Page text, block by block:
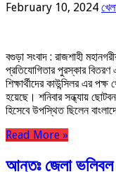
February 10, 2024
বগুড়া সংবাদ : রাজশাহী
প্রতিযোগিতার পুরস্কার
শিক্ষার্থীদের কাউন্সিলর এর
হয়েছে। শনিবার সন্ধ্যায়
হিসেবে উপস্থিত ছিলেন
Read More »
আন্তঃ জেলা ভলিবল